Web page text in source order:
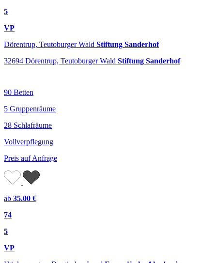
5
VP
Dörentrup, Teutoburger Wald Stiftung Sanderhof
32694 Dörentrup, Teutoburger Wald Stiftung Sanderhof
90 Betten
5 Gruppenräume
28 Schlafräume
Vollverpflegung
Preis auf Anfrage
ab 35.00 €
74
5
VP